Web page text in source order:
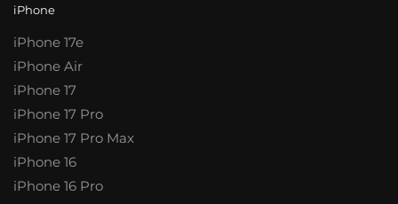
iPhone
iPhone 17e
iPhone Air
iPhone 17
iPhone 17 Pro
iPhone 17 Pro Max
iPhone 16
iPhone 16 Pro